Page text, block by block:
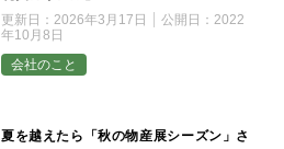
更新日： 2026年3月17日 公開日： 2022
年10月8日
会社のこと
夏を越えたら「秋の物産展シーズン」さ